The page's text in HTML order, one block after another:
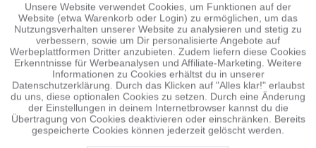
Folgende Infos zum Hersteller sind verfübar......mehr
ÄHNLICHE ARTIKEL
Diese Artikel sind dem Produkt ähnlich ...mehr
Persönliche Empfehlungen
Funktionale Aktiv
Tracking Inaktiv
Personalisierung Inaktiv
Service Inaktiv
Unsere Website verwendet Cookies, um Funktionen auf der
Website (etwa Warenkorb oder Login) zu ermöglichen, um das
Nutzungsverhalten unserer Website zu analysieren und stetig zu
verbessern, sowie um Dir personalisierte Angebote auf
Werbeplattformen Dritter anzubieten. Zudem liefern diese Cookies
Erkenntnisse für Werbeanalysen und Affiliate-Marketing. Weitere
Informationen zu Cookies erhältst du in unserer
Datenschutzerklärung. Durch das Klicken auf "Alles klar!" erlaubst
du uns, diese optionalen Cookies zu setzen. Durch eine Änderung
der Einstellungen in deinem Internetbrowser kannst du die
Übertragung von Cookies deaktivieren oder einschränken. Bereits
gespeicherte Cookies können jederzeit gelöscht werden.